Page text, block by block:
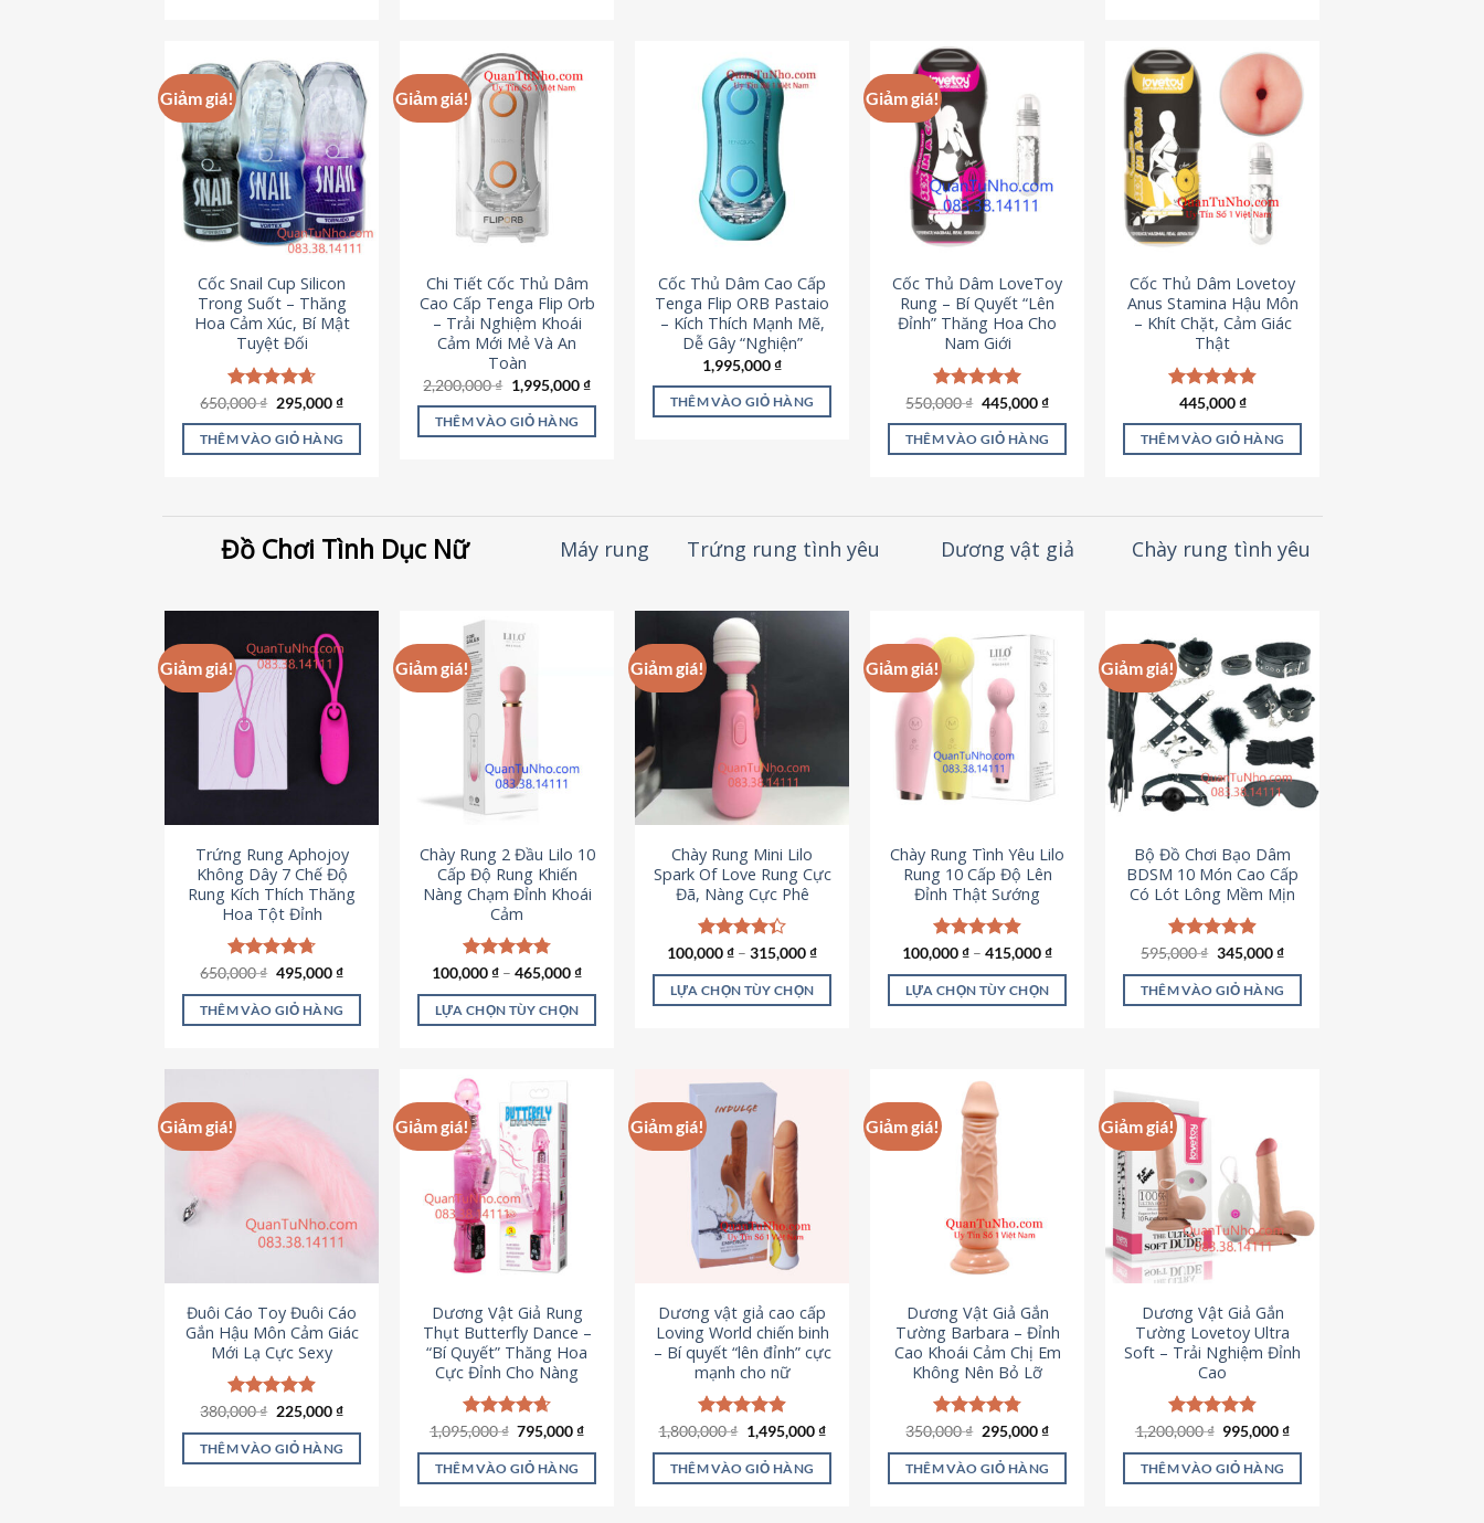
này
có
nhiều
biến
thể.
Các
tùy
chọn
thể
được
chọn
trên
trang
phẩm
Giảm giá!
Cốc Snail Cup Silicon
Trong Suốt – Thăng
Hoa Cảm Xúc, Bí Mật
Tuyệt Đối
Được xếp
hạng4.69
5 sao
650,000₫ Giá
là:
650,000 ₫.
295,000₫Giá
tại
là:
THÊM VÀO GIỎ HÀNG
Giảm giá!
Chi Tiết Cốc Thủ Dâm
Cao Cấp Tenga Flip Orb
– Trải Nghiệm Khoái
Cảm Mới Mẻ Và An
Toàn
2,200,000₫ Giá
gốc
là:
2,200,000 ₫.
1,995,000₫Giá
THÊM VÀO GIỎ HÀNG
Cốc Thủ Dâm Cao Cấp
Tenga Flip ORB Pastaio
– Kích Thích Mạnh Mẽ,
Dễ Gây “Nghiện”
1,995,000₫
THÊM VÀO GIỎ HÀNG
Giảm giá!
Cốc Thủ Dâm LoveToy
Rung – Bí Quyết “Lên
Đỉnh” Thăng Hoa Cho
Nam Giới
Được xếp
hạng5.00
5 sao
550,000₫ Giá
là:
550,000 ₫.
445,000₫Giá
tại
là:
THÊM VÀO GIỎ HÀNG
Cốc Thủ Dâm Lovetoy
Anus Stamina Hậu Môn
– Khít Chặt, Cảm Giác
Thật
Được xếp
hạng4.84
5 sao
445,000₫
THÊM VÀO GIỎ HÀNG
Đồ Chơi Tình Dục Nữ Máy rung Trứng rung tình yêu Dương vật giả Chày rung tình yêu
Giảm giá!
Trứng Rung Aphojoy
Không Dây 7 Chế Độ
Rung Kích Thích Thăng
Hoa Tột Đỉnh
Được xếp
5 sao
650,000₫ Giá
là:
650,000 ₫.
495,000₫Giá
tại
là:
THÊM VÀO GIỎ HÀNG
Giảm giá!
Chày Rung 2 Đầu Lilo 10
Cấp Độ Rung Khiến
Nàng Chạm Đỉnh Khoái
Cảm
Được xếp
5 sao
100,000₫ – 465,000₫
LỰA CHỌN TÙY CHỌN
có
nhiều
biến
thể.
Các
tùy
chọn
thể
được
chọn
trên
trang
phẩm
Giảm giá!
Chày Rung Mini Lilo
Spark Of Love Rung Cực
Đã, Nàng Cực Phê
Được xếp
5 sao
100,000₫ – 315,000₫
LỰA CHỌN TÙY CHỌN
nhiều
thể.
Các
tùy
chọn
được
chọn
trên
trang
sản
phẩm
Giảm giá!
Chày Rung Tình Yêu Lilo
Rung 10 Cấp Độ Lên
Đỉnh Thật Sướng
Được xếp
5 sao
100,000₫ – 415,000₫
LỰA CHỌN TÙY CHỌN
có
nhiều
biến
thể.
Các
tùy
chọn
có
được
chọn
trên
trang
sản
phẩm
Giảm giá!
Bộ Đồ Chơi Bạo Dâm
BDSM 10 Món Cao Cấp
Có Lót Lông Mềm Mịn
Được xếp
5 sao
595,000₫ Giá
là:
595,000 ₫.
345,000₫Giá
tại
là:
THÊM VÀO GIỎ HÀNG
Giảm giá!
Đuôi Cáo Toy Đuôi Cáo
Gắn Hậu Môn Cảm Giác
Mới Lạ Cực Sexy
Được xếp
5 sao
380,000₫ Giá
là:
380,000 ₫.
225,000₫Giá
tại
là:
THÊM VÀO GIỎ HÀNG
Giảm giá!
Dương Vật Giả Rung
Thụt Butterfly Dance –
“Bí Quyết” Thăng Hoa
Cực Đỉnh Cho Nàng
Được xếp
5 sao
1,095,000₫ Giá
là:
1,095,000 ₫.
795,000₫Giá
tại
THÊM VÀO GIỎ HÀNG
Giảm giá!
Dương vật giả cao cấp
Loving World chiến binh
– Bí quyết “lên đỉnh” cực
mạnh cho nữ
Được xếp
5 sao
1,800,000₫ Giá
gốc
là:
1,800,000 ₫.
1,495,000₫Giá
tại
THÊM VÀO GIỎ HÀNG
Giảm giá!
Dương Vật Giả Gắn
Tường Barbara – Đỉnh
Cao Khoái Cảm Chị Em
Không Nên Bỏ Lỡ
Được xếp
5 sao
350,000₫ Giá
là:
350,000 ₫.
295,000₫Giá
tại
là:
THÊM VÀO GIỎ HÀNG
Giảm giá!
Dương Vật Giả Gắn
Tường Lovetoy Ultra
Soft – Trải Nghiệm Đỉnh
Cao
Được xếp
5 sao
1,200,000₫ Giá
là:
1,200,000 ₫.
995,000₫Giá
tại
THÊM VÀO GIỎ HÀNG